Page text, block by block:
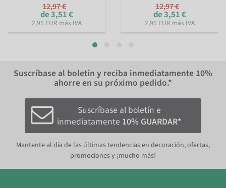
12,97 €
de 3,51 €
2,95 EUR más IVA
12,97 €
de 3,51 €
2,95 EUR más IVA
Suscríbase al boletín y reciba inmediatamente 10%
ahorre en su próximo pedido.*
Suscríbase al boletín e
inmediatamente 10% GUARDAR*
Mantente al día de las últimas tendencias en decoración, ofertas,
promociones y ¡mucho más!